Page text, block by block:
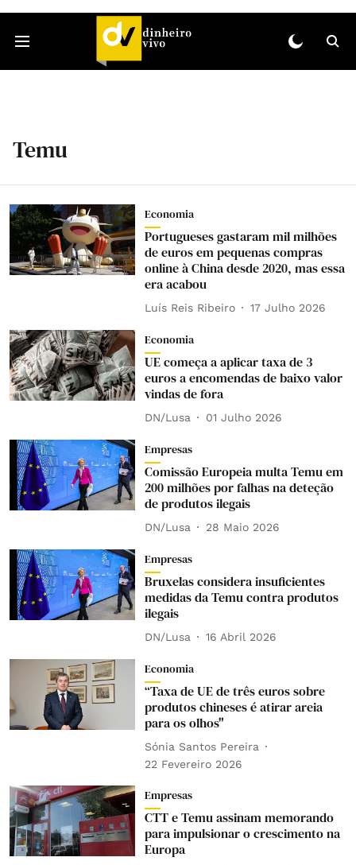
Temu
Economia
Portugueses gastaram mil milhões
de euros em pequenas compras
online à China desde 2020, mas essa
era acabou
Luís Reis Ribeiro 17 Julho 2026
Economia
UE começa a aplicar taxa de 3
euros a encomendas de baixo valor
vindas de fora
DN/Lusa 01 Julho 2026
Empresas
Comissão Europeia multa Temu em
200 milhões por falhas na deteção
de produtos ilegais
DN/Lusa 28 Maio 2026
Empresas
Bruxelas considera insuficientes
medidas da Temu contra produtos
ilegais
DN/Lusa 16 Abril 2026
Economia
“Taxa de UE de três euros sobre
produtos chineses é atirar areia
para os olhos"
Sónia Santos Pereira
22 Fevereiro 2026
Empresas
CTT e Temu assinam memorando
para impulsionar o crescimento na
Europa